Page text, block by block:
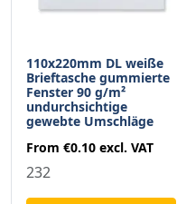
110x220mm DL weiße
Brieftasche gummierte
Fenster 90 g/m²
undurchsichtige
gewebte Umschläge
From €0.10 excl. VAT
232